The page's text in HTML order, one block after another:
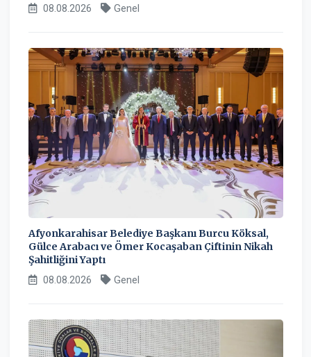
08.08.2026 Genel
Afyonkarahisar Belediye Başkanı Burcu Köksal,
Gülce Arabacı ve Ömer Kocaşaban Çiftinin Nikah
Şahitliğini Yaptı
08.08.2026 Genel